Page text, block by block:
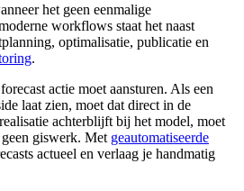
het geen eenmalige
workflows staat het naast
optimalisatie, publicatie en
.
actie moet aansturen. Als een
laat zien, moet dat direct in de
achterblijft bij het model, moet
giswerk. Met geautomatiseerde
actueel en verlaag je handmatig